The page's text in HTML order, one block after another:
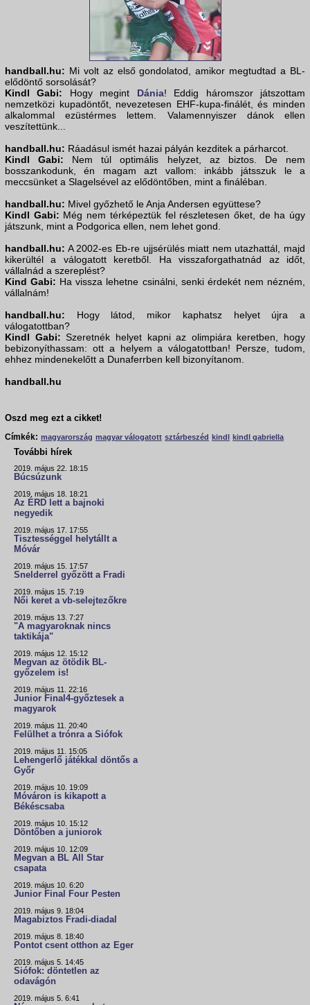
handball.hu: Mi volt az első gondolatod, amikor megtudtad a BL-
elődöntő sorsolását?
Kindl Gabi: Hogy megint Dánia! Eddig háromszor játszottam
nemzetközi kupadöntőt, nevezetesen EHF-kupa-finálét, és minden
alkalommal ezüstérmes lettem. Valamennyiszer dánok ellen
veszítettünk...
handball.hu: Ráadásul ismét hazai pályán kezditek a párharcot.
Kindl Gabi: Nem túl optimális helyzet, az biztos. De nem
bosszankodunk, én magam azt vallom: inkább játsszuk le a
meccsünket a Slagelsével az elődöntőben, mint a fináléban.
handball.hu: Mivel győzhető le Anja Andersen együttese?
Kindl Gabi: Még nem térképeztük fel részletesen őket, de ha úgy
játszunk, mint a Podgorica ellen, nem lehet gond.
handball.hu: A 2002-es Eb-re ujjsérülés miatt nem utazhattál, majd
kikerültél a válogatott keretből. Ha visszaforgathatnád az időt,
vállalnád a szereplést?
Kind Gabi: Ha vissza lehetne csinálni, senki érdekét nem nézném,
vállalnám!
handball.hu: Hogy látod, mikor kaphatsz helyet újra a
válogatottban?
Kindl Gabi: Szeretnék helyet kapni az olimpiára keretben, hogy
bebizonyíthassam: ott a helyem a válogatottban! Persze, tudom,
ehhez mindenekelőtt a Dunaferrben kell bizonyítanom.
handball.hu
Oszd meg ezt a cikket!
Címkék: magyarország magyar válogatott sztárbeszéd kindl kindl gabriella
További hírek
2019. május 22. 18:15
Búcsúzunk
2019. május 18. 18:21
Az ÉRD lett a bajnoki
negyedik
2019. május 17. 17:55
Tisztességgel helytállt a
Móvár
2019. május 15. 17:57
Snelderrel győzött a Fradi
2019. május 15. 7:19
Női keret a vb-selejtezőkre
2019. május 13. 7:27
"A magyaroknak nincs
taktikája"
2019. május 12. 15:12
Megvan az ötödik BL-
győzelem is!
2019. május 11. 22:16
Junior Final4-győztesek a
magyarok
2019. május 11. 20:40
Felülhet a trónra a Siófok
2019. május 11. 15:05
Lehengerlő játékkal döntős a
Győr
2019. május 10. 19:09
Móváron is kikapott a
Békéscsaba
2019. május 10. 15:12
Döntőben a juniorok
2019. május 10. 12:09
Megvan a BL All Star
csapata
2019. május 10. 6:20
Junior Final Four Pesten
2019. május 9. 18:04
Magabiztos Fradi-diadal
2019. május 8. 18:40
Pontot csent otthon az Eger
2019. május 5. 14:45
Siófok: döntetlen az
odavágón
2019. május 5. 6:41